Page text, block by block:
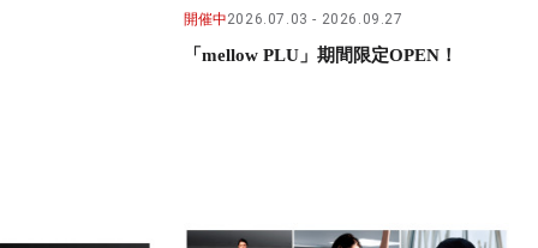
開催中2026.07.03 2026.09.27
「mellow PLU」期間限定OPEN！